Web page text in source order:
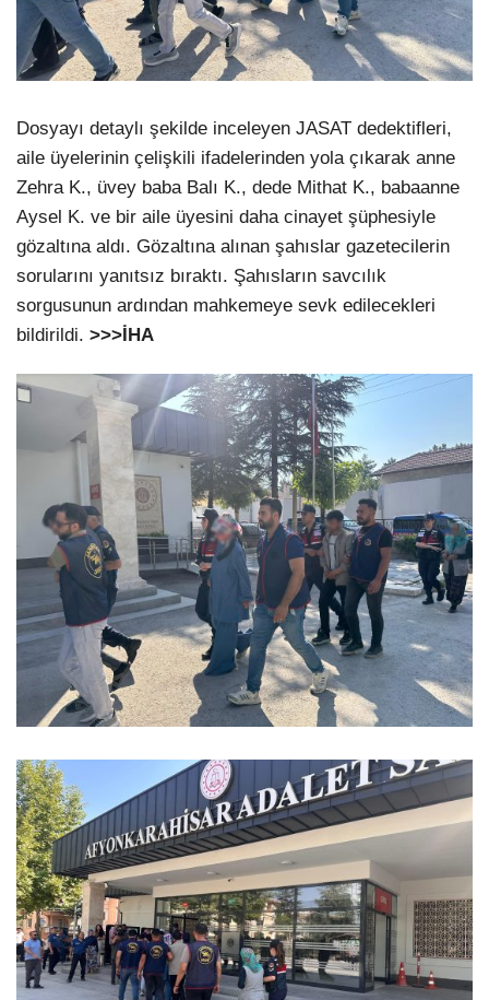
Dosyayı detaylı şekilde inceleyen JASAT dedektifleri,
aile üyelerinin çelişkili ifadelerinden yola çıkarak anne
Zehra K., üvey baba Balı K., dede Mithat K., babaanne
Aysel K. ve bir aile üyesini daha cinayet şüphesiyle
gözaltına aldı. Gözaltına alınan şahıslar gazetecilerin
sorularını yanıtsız bıraktı. Şahısların savcılık
sorgusunun ardından mahkemeye sevk edilecekleri
bildirildi. >>>İHA